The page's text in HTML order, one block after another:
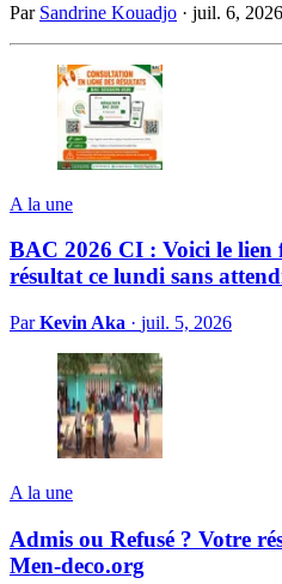
Par Sandrine Kouadjo · juil. 6, 2026
A la une
BAC 2026 CI : Voici le
résultat ce lundi sans
ParKevin Aka · juil. 5, 2026
A la une
Admis ou Refusé ? Votre
Men-deco.org